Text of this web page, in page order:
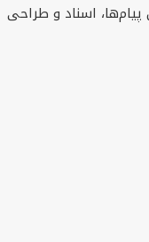
اسناد و طراحی